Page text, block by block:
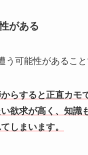
がある
う可能性があること
らすると正直カモ
欲求が高く、知識
しまいます。